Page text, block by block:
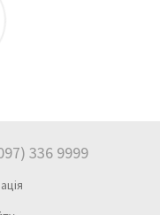
336 9999